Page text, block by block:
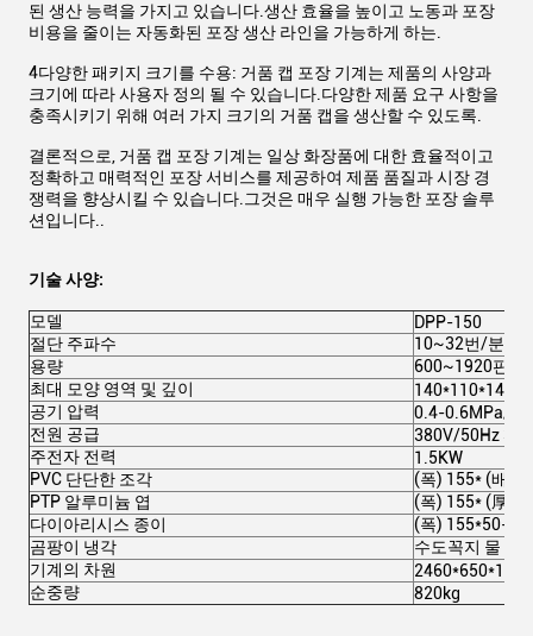
된 생산 능력을 가지고 있습니다.생산 효율을 높이고 노동과 포장
비용을 줄이는 자동화된 포장 생산 라인을 가능하게 하는.
4다양한 패키지 크기를 수용: 거품 캡 포장 기계는 제품의 사양과
크기에 따라 사용자 정의 될 수 있습니다.다양한 제품 요구 사항을
충족시키기 위해 여러 가지 크기의 거품 캡을 생산할 수 있도록.
결론적으로, 거품 캡 포장 기계는 일상 화장품에 대한 효율적이고
정확하고 매력적인 포장 서비스를 제공하여 제품 품질과 시장 경
쟁력을 향상시킬 수 있습니다.그것은 매우 실행 가능한 포장 솔루
션입니다..
기술 사양:
모델
DPP-150
절단 주파수
10~32번/분
용량
600~1920판/
최대 모양 영역 및 깊이
140*110*14mm
공기 압력
0.4-0.6MPa/
전원 공급
380V/50Hz
주전자 전력
1.5KW
PVC 단단한 조각
(폭) 155* (배)
PTP 알루미늄 엽
(폭) 155* (厚)
다이아리시스 종이
(폭) 155*50-
곰팡이 냉각
수도꼭지 물 또
기계의 차원
순중량
820kg